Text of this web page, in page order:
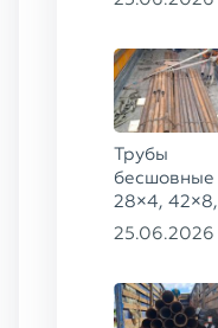
09Г2С
Трубы
бесшовные
28×4, 42×8,
73×14,
20
25.06.2026